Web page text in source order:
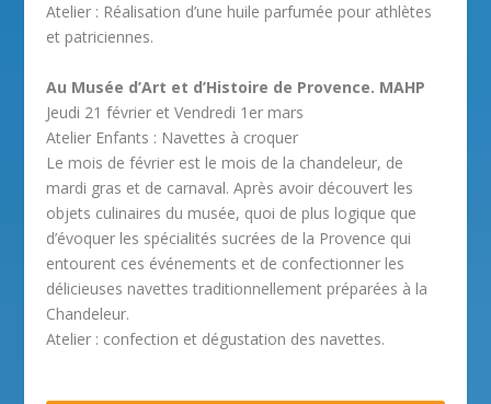
Atelier : Réalisation d’une huile parfumée pour athlètes
et patriciennes.
Au Musée d’Art et d’Histoire de Provence. MAHP
Jeudi 21 février et Vendredi 1er mars
Atelier Enfants : Navettes à croquer
Le mois de février est le mois de la chandeleur, de
mardi gras et de carnaval. Après avoir découvert les
objets culinaires du musée, quoi de plus logique que
d’évoquer les spécialités sucrées de la Provence qui
entourent ces événements et de confectionner les
délicieuses navettes traditionnellement préparées à la
Chandeleur.
Atelier : confection et dégustation des navettes.